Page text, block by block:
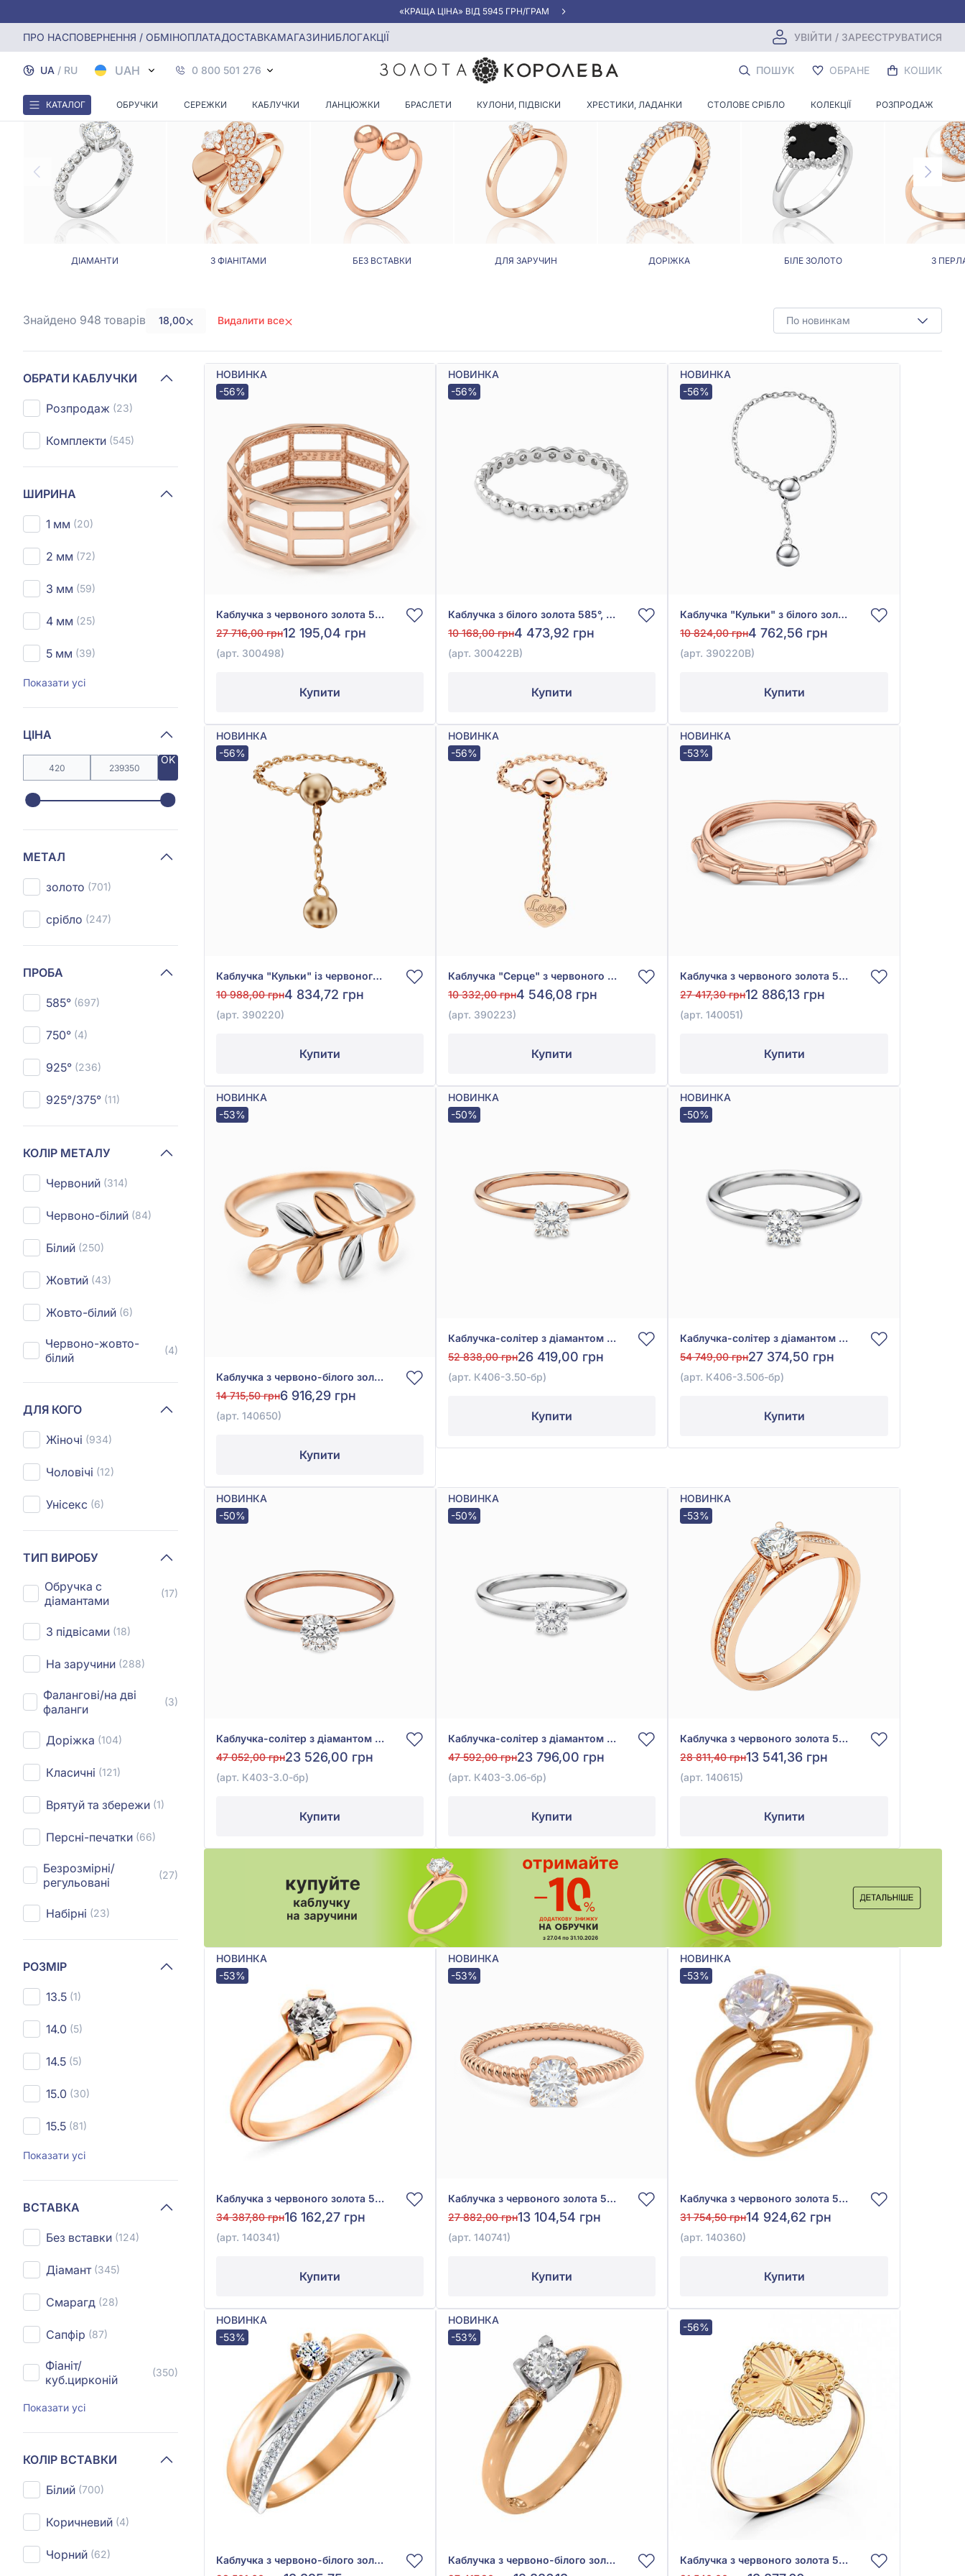
«КРАЩА ЦІНА» ВІД 5945 ГРН/ГРАМ
ПРО НАСПОВЕРНЕННЯ / ОБМІНОПЛАТАДОСТАВКАМАГАЗИНИБЛОГАКЦІЇ УВІЙТИ / ЗАРЕЄСТРУВАТИСЯ
UA / RU UAH 0 800 501 276 ПОШУК ОБРАНЕ КОШИК
КАТАЛОГ ОБРУЧКИ СЕРЕЖКИ КАБЛУЧКИ ЛАНЦЮЖКИ БРАСЛЕТИ КУЛОНИ, ПІДВІСКИ ХРЕСТИКИ, ЛАДАНКИ СТОЛОВЕ СРІБЛО КОЛЕКЦІЇ РОЗПРОДАЖ
Головна Каблучки Каблучки, Розмір - 18.0
КАБЛУЧКИ, РОЗМІР - 18.0
ДІАМАНТИ З ФІАНІТАМИ БЕЗ ВСТАВКИ ДЛЯ ЗАРУЧИН ДОРІЖКА БІЛЕ ЗОЛОТО З
По новинкам
Знайдено 948 товарів 18,00 Видалити все
ОБРАТИ КАБЛУЧКИ
Розпродаж (23)
Комплекти (545)
ШИРИНА
1 мм (20)
2 мм (72)
3 мм (59)
4 мм (25)
5 мм (39)
Показати усі
ЦІНА
OK
МЕТАЛ
золото (701)
срібло (247)
ПРОБА
585° (697)
750° (4)
925° (236)
925°/375° (11)
КОЛІР МЕТАЛУ
Червоний (314)
Червоно-білий (84)
Білий (250)
Жовтий (43)
Жовто-білий (6)
Червоно-жовто-
білий
(4)
ДЛЯ КОГО
Жіночі (934)
Чоловічі (12)
Унісекс (6)
ТИП ВИРОБУ
Обручка с
діамантами
(17)
З підвісами (18)
На заручини (288)
Фалангові/на дві
фаланги
(3)
Доріжка (104)
Класичні (121)
Врятуй та збережи (1)
Персні-печатки (66)
Безрозмірні/
регульовані
(27)
Набірні (23)
РОЗМІР
13.5 (1)
14.0 (5)
14.5 (5)
15.0 (30)
15.5 (81)
Показати усі
ВСТАВКА
Без вставки (124)
Діамант (345)
Смарагд (28)
Сапфір (87)
Фіаніт/
куб.цирконій
(350)
Показати усі
КОЛІР ВСТАВКИ
Білий (700)
Коричневий (4)
Чорний (62)
НОВИНКА
-56%
Каблучка з червоного золота 585°, арт. 300498
27 716,00 грн12 195,04 грн
(арт. 300498)
Купити
НОВИНКА
-56%
Каблучка з білого золота 585°, арт. 300422В
10 168,00 грн4 473,92 грн
(арт. 300422В)
Купити
НОВИНКА
-56%
Каблучка "Кульки" з білого золота 585°, арт. 390220В
10 824,00 грн4 762,56 грн
(арт. 390220В)
Купити
НОВИНКА
-56%
Каблучка "Кульки" із червоного золота 585°, без вставки, арт. 390220
10 988,00 грн4 834,72 грн
(арт. 390220)
Купити
НОВИНКА
-56%
Каблучка "Серце" з червоного золота 585°, арт. 390223
10 332,00 грн4 546,08 грн
(арт. 390223)
Купити
НОВИНКА
-53%
Каблучка з червоного золота 585°, без вставки, арт. 140051
27 417,30 грн12 886,13 грн
(арт. 140051)
Купити
НОВИНКА
-53%
Каблучка з червоно-білого золота 585°, без вставки, арт. 140650
14 715,50 грн6 916,29 грн
(арт. 140650)
Купити
НОВИНКА
-50%
Каблучка-солітер з діамантом 0,14ct із червоного золота 585°, арт. К406-3.50-бр
52 838,00 грн26 419,00 грн
(арт. К406-3.50-бр)
Купити
НОВИНКА
-50%
Каблучка-солітер з діамантом 0,13ct із білого золота 585°, арт. К406-3.50б-бр
54 749,00 грн27 374,50 грн
(арт. К406-3.50б-бр)
Купити
НОВИНКА
-50%
Каблучка-солітер з діамантом 0,11ct із червоного золота 585°, арт. К403-3.0-бр
47 052,00 грн23 526,00 грн
(арт. К403-3.0-бр)
Купити
НОВИНКА
-50%
Каблучка-солітер з діамантом 0,115ct із білого золота 585°, арт. К403-3.0б-бр
47 592,00 грн23 796,00 грн
(арт. К403-3.0б-бр)
Купити
НОВИНКА
-53%
Каблучка з червоного золота 585° з фіанітом/куб.цирконієм, арт. 140615
28 811,40 грн13 541,36 грн
(арт. 140615)
Купити
НОВИНКА
-53%
Каблучка з червоного золота 585° з фіанітом/куб.цирконієм, арт. 140341
34 387,80 грн16 162,27 грн
(арт. 140341)
Купити
НОВИНКА
-53%
Каблучка з червоного золота 585° з фіанітом/куб.цирконієм, арт. 140741
27 882,00 грн13 104,54 грн
(арт. 140741)
Купити
НОВИНКА
-53%
Каблучка з червоного золота 585° з фіанітом/куб.цирконієм, арт. 140360
31 754,50 грн14 924,62 грн
(арт. 140360)
Купити
НОВИНКА
-53%
Каблучка з червоно-білого золота 585° з фіанітом/куб.цирконієм, арт. 141079
НОВИНКА
-53%
Каблучка з червоно-білого золота 585° з фіанітом/куб.цирконієм, арт. 141016
-56%
Каблучка з червоного золота 585°, арт. 300471